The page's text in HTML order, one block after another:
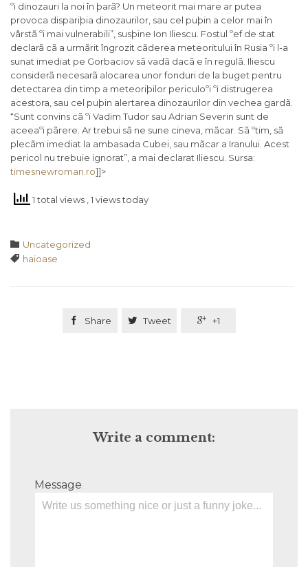
ºi dinozauri la noi în þarã? Un meteorit mai mare ar putea
provoca dispariþia dinozaurilor, sau cel puþin a celor mai în
vârstã ºi mai vulnerabili”, susþine Ion Iliescu. Fostul ºef de stat
declarã cã a urmãrit îngrozit cãderea meteoritului în Rusia ºi l-a
sunat imediat pe Gorbaciov sã vadã dacã e în regulã. Iliescu
considerã necesarã alocarea unor fonduri de la buget pentru
detectarea din timp a meteoriþilor periculoºi ºi distrugerea
acestora, sau cel puþin alertarea dinozaurilor din vechea gardã.
“Sunt convins cã ºi Vadim Tudor sau Adrian Severin sunt de
aceeaºi pãrere. Ar trebui sã ne sune cineva, mãcar. Sã ºtim, sã
plecãm imediat la ambasada Cubei, sau mãcar a Iranului. Acest
pericol nu trebuie ignorat”, a mai declarat Iliescu. Sursa:
timesnewroman.ro]]>
1 total views , 1 views today
 Category
Uncategorized
 Tags
haioase
 Share  Tweet  +1
Write a comment:
Message